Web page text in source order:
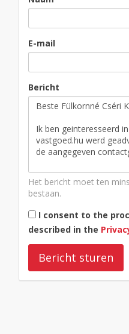
E-mail
Bericht
Het bericht moet ten
bestaan.
I consent to the
described in the
Bericht sturen